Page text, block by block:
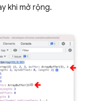
khi mở rộng.